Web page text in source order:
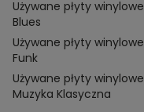
Używane płyty winylowe
Blues
Używane płyty winylowe
Funk
Używane płyty winylowe
Muzyka Klasyczna